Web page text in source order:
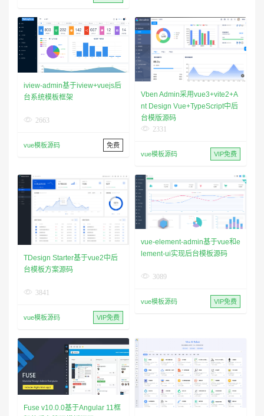
iview-admin基于iview+vuejs后
台系统模板框架
2663
vue模板源码 免费
Vben Admin采用vue3+vite2+A
nt Design Vue+TypeScript中后
台模版源码
2331
vue模板源码 VIP免费
TDesign Starter基于vue2中后
台模板方案源码
3841
vue模板源码 VIP免费
vue-element-admin基于vue和e
lement-ui实现后台模板源码
3089
vue模板源码 VIP免费
Fuse v10.0.0基于Angular 11框